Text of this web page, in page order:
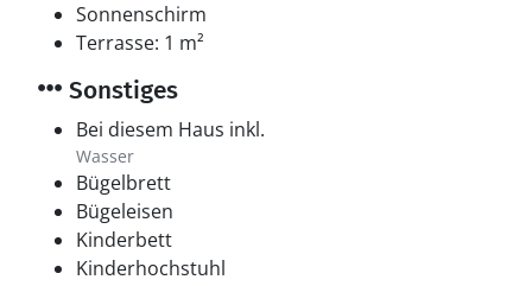
Sonnenschirm
Terrasse: 1 m²
Sonstiges
Bei diesem Haus inkl.
Wasser
Bügelbrett
Bügeleisen
Kinderbett
Kinderhochstuhl